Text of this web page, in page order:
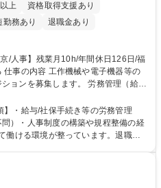
上
資格取得支援あり
勤務あり
退職金あり
集します。 労務管理（給与
ご経験に応じてお任せいたします。
見直しといった企画業務にも携わっ
可能です。 ■採用業務（中途・派
き、社内環境整備等） ■その他人事
・給与/社保手続き等の労務管理
）・人事制度の構築や規程整備の経
力にバックアップ。有休促進日によ
の社員が10連休を実現するなど、仕